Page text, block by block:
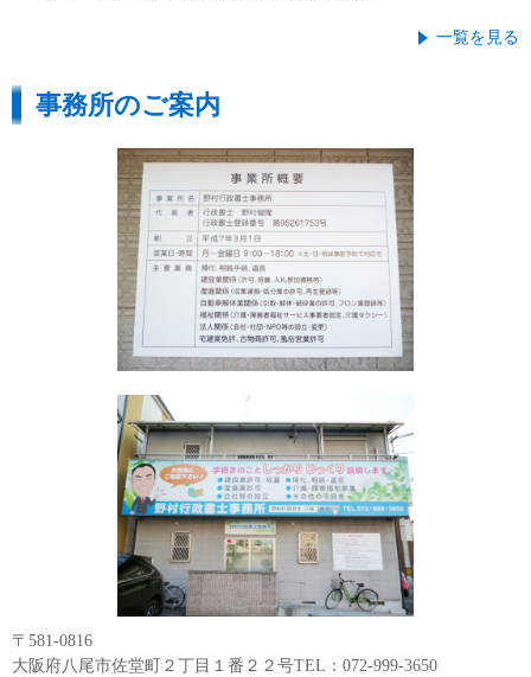
一覧を見る
事務所のご案内
〒581-0816
大阪府八尾市佐堂町２丁目１番２２号TEL：072-999-3650